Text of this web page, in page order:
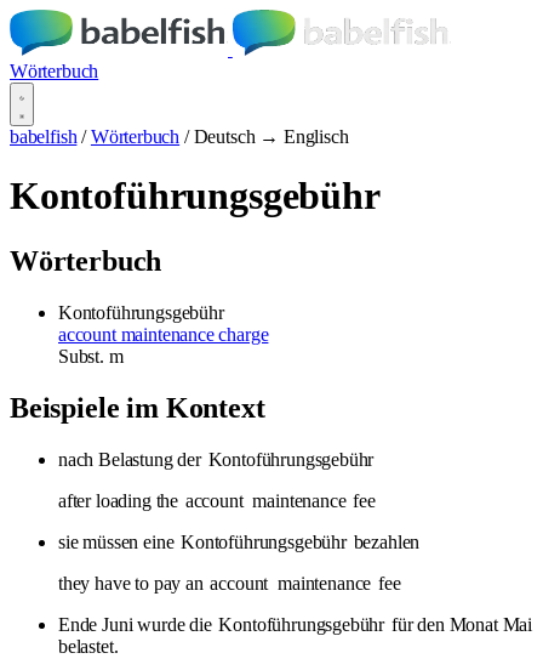
Wörterbuch
babelfish / Wörterbuch / Deutsch → Englisch
Kontoführungsgebühr
Wörterbuch
Kontoführungsgebühr
account maintenance charge
Subst. m
Beispiele im Kontext
nach Belastung der Kontoführungsgebühr
after loading the account maintenance fee
sie müssen eine Kontoführungsgebühr bezahlen
they have to pay an account maintenance fee
Ende Juni wurde die Kontoführungsgebühr für den Monat Mai
belastet.